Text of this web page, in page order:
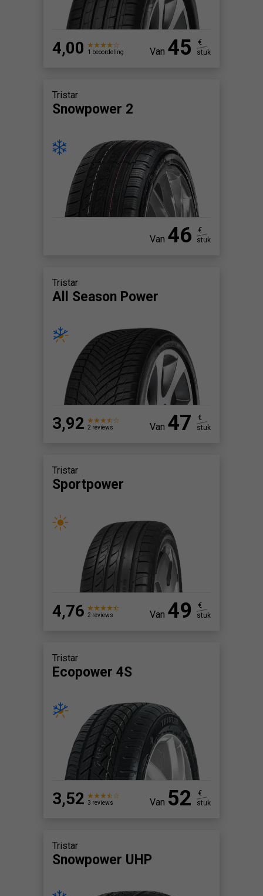
4,00 1 beoordeling Van 45
€
stuk
Tristar
Snowpower 2
Van 46
€
stuk
Tristar
All Season Power
3,92 2 reviews Van 47
€
stuk
Tristar
Sportpower
4,76 2 reviews Van 49
€
stuk
Tristar
Ecopower 4S
3,52 3 reviews Van 52
€
stuk
Tristar
Snowpower UHP